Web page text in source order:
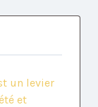
un levier
et